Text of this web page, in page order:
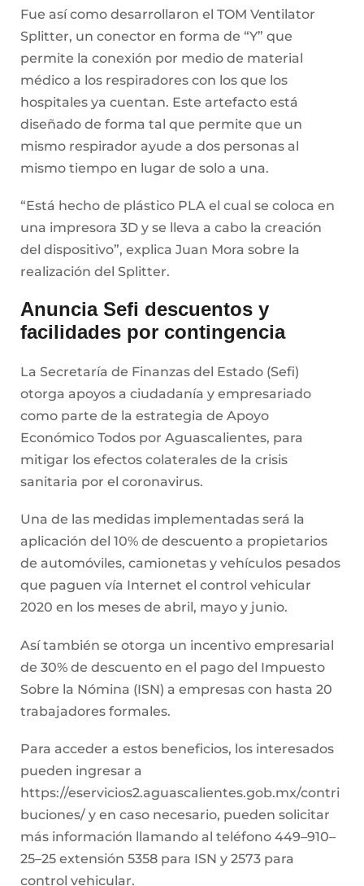
Fue así como desarrollaron el TOM Ventilator
Splitter, un conector en forma de “Y” que
permite la conexión por medio de material
médico a los respiradores con los que los
hospitales ya cuentan. Este artefacto está
diseñado de forma tal que permite que un
mismo respirador ayude a dos personas al
mismo tiempo en lugar de solo a una.
“Está hecho de plástico PLA el cual se coloca en
una impresora 3D y se lleva a cabo la creación
del dispositivo”, explica Juan Mora sobre la
realización del Splitter.
Anuncia Sefi descuentos y
facilidades por contingencia
La Secretaría de Finanzas del Estado (Sefi)
otorga apoyos a ciudadanía y empresariado
como parte de la estrategia de Apoyo
Económico Todos por Aguascalientes, para
mitigar los efectos colaterales de la crisis
sanitaria por el coronavirus.
Una de las medidas implementadas será la
aplicación del 10% de descuento a propietarios
de automóviles, camionetas y vehículos pesados
que paguen vía Internet el control vehicular
2020 en los meses de abril, mayo y junio.
Así también se otorga un incentivo empresarial
de 30% de descuento en el pago del Impuesto
Sobre la Nómina (ISN) a empresas con hasta 20
trabajadores formales.
Para acceder a estos beneficios, los interesados
pueden ingresar a
https://eservicios2.aguascalientes.gob.mx/contri
buciones/ y en caso necesario, pueden solicitar
más información llamando al teléfono 449–910–
25–25 extensión 5358 para ISN y 2573 para
control vehicular.